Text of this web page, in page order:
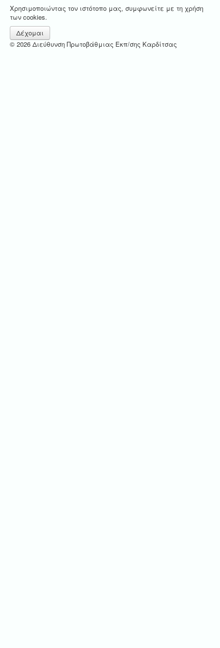
Χρησιμοποιώντας τον ιστότοπο μας, συμφωνείτε με τη χρήση
των cookies.
Δέχομαι
© 2026 Διεύθυνση Πρωτοβάθμιας Εκπ/σης Καρδίτσας